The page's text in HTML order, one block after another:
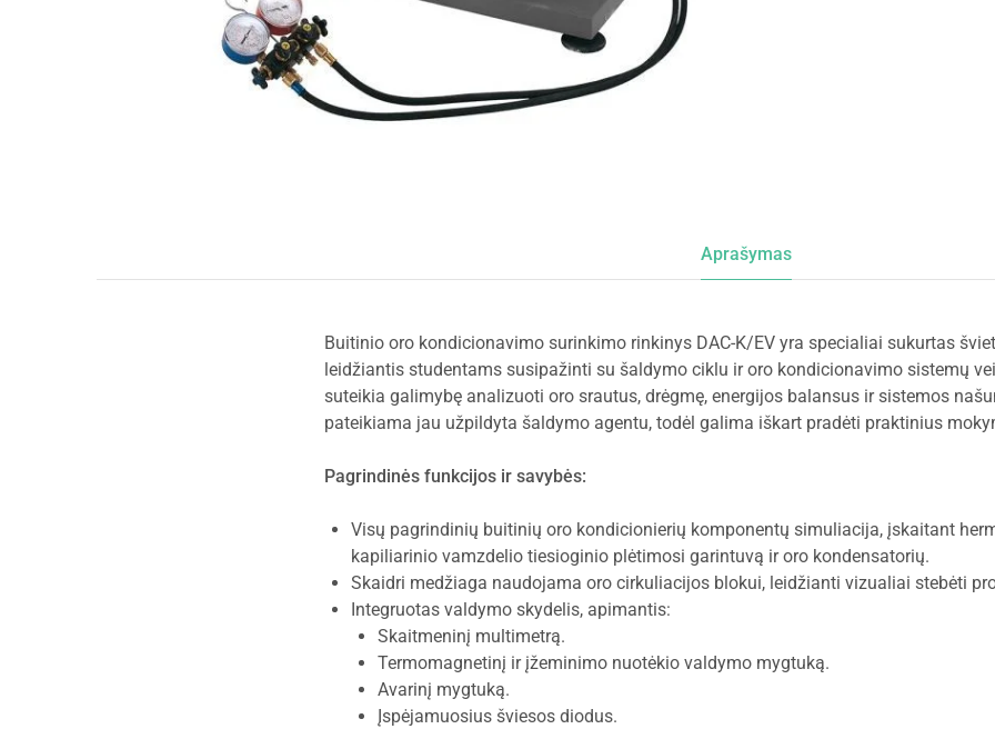
Aprašymas
Buitinio oro kondicionavimo surinkimo rinkinys DAC-K/EV yra specialiai sukurtas
leidžiantis studentams susipažinti su šaldymo ciklu ir oro kondicionavimo sistemų
suteikia galimybę analizuoti oro srautus, drėgmę, energijos balansus ir sistemos
pateikiama jau užpildyta šaldymo agentu, todėl galima iškart pradėti praktinius
Pagrindinės funkcijos ir savybės:
Visų pagrindinių buitinių oro kondicionierių komponentų simuliacija, įskaitant
kapiliarinio vamzdelio tiesioginio plėtimosi garintuvą ir oro kondensatorių.
Skaidri medžiaga naudojama oro cirkuliacijos blokui, leidžianti vizualiai stebėti
Integruotas valdymo skydelis, apimantis:
Skaitmeninį multimetrą.
Termomagnetinį ir įžeminimo nuotėkio valdymo mygtuką.
Avarinį mygtuką.
Įspėjamuosius šviesos diodus.